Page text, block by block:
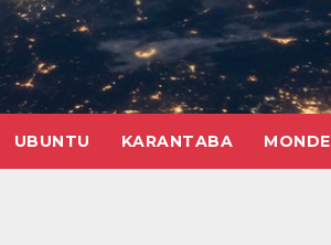
UBUNTU KARANTABA MONDE